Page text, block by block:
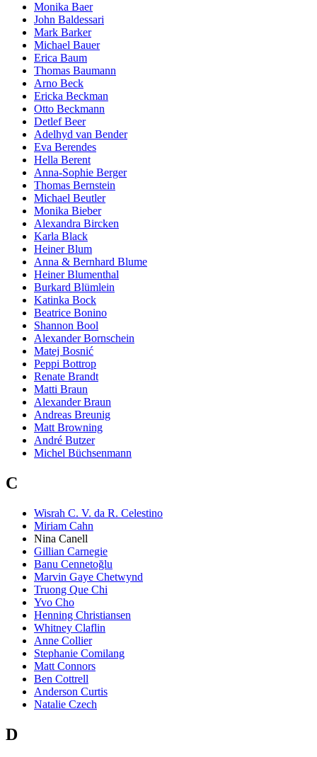
Monika Baer
John Baldessari
Mark Barker
Michael Bauer
Erica Baum
Thomas Baumann
Arno Beck
Ericka Beckman
Otto Beckmann
Detlef Beer
Adelhyd van Bender
Eva Berendes
Hella Berent
Anna-Sophie Berger
Thomas Bernstein
Michael Beutler
Monika Bieber
Alexandra Bircken
Karla Black
Heiner Blum
Anna & Bernhard Blume
Heiner Blumenthal
Burkard Blümlein
Katinka Bock
Beatrice Bonino
Shannon Bool
Alexander Bornschein
Matej Bosnić
Peppi Bottrop
Renate Brandt
Matti Braun
Alexander Braun
Andreas Breunig
Matt Browning
André Butzer
Michel Büchsenmann
C
Wisrah C. V. da R. Celestino
Miriam Cahn
Nina Canell
Gillian Carnegie
Banu Cennetoğlu
Marvin Gaye Chetwynd
Truong Que Chi
Yvo Cho
Henning Christiansen
Whitney Claflin
Anne Collier
Stephanie Comilang
Matt Connors
Ben Cottrell
Anderson Curtis
Natalie Czech
D